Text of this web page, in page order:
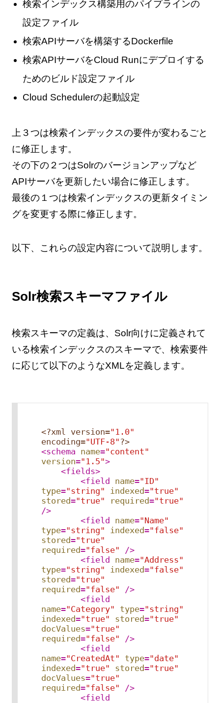
検索インデックス構築用のパイプラインの
設定ファイル
検索APIサーバを構築するDockerfile
検索APIサーバをCloud Runにデプロイする
ためのビルド設定ファイル
Cloud Schedulerの起動設定
上３つは検索インデックスの要件が変わるごと
に修正します。
その下の２つはSolrのバージョンアップなど
APIサーバを更新したい場合に修正します。
最後の１つは検索インデックスの更新タイミン
グを変更する際に修正します。
以下、これらの設定内容について説明します。
Solr検索スキーマファイル
検索スキーマの定義は、Solr向けに定義されて
いる検索インデックスのスキーマで、検索要件
に応じて以下のようなXMLを定義します。
<?xml version="1.0"
encoding="UTF-8" ?>
<schema name="content"
version="1.5">
<fields>
<field name="ID"
type="string" indexed="true"
stored="true" required="true"
/>
<field name="Name"
type="string" indexed="false"
stored="true"
required="false" />
<field name="Address"
type="string" indexed="false"
stored="true"
required="false" />
<field
name="Category" type="string"
indexed="true" stored="true"
docValues="true"
required="false" />
<field
name="CreatedAt" type="date"
indexed="true" stored="true"
docValues="true"
required="false" />
<field